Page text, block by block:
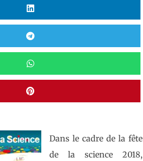
Dans le cadre de la fête
de la science 2018,